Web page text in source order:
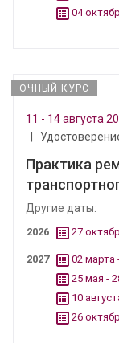
04
ОЧНЫЙ КУРС
11 - 14 августа
Практика
Другие даты:
2026 27
2027
02 марта
25 мая -
10
26